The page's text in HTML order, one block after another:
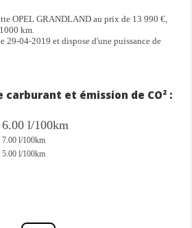
OPEL GRANDLAND au prix de 13 990 €,
km.
29-04-2019 et dispose d'une puissance de
carburant et émission de CO² :
6.00 l/100km
7.00 l/100km
5.00 l/100km